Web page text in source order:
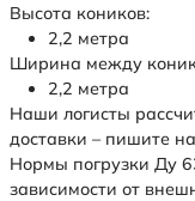
Высота коников:
2,2 метра
Ширина между
2,2 метра
Наши логисты
доставки – пишите на
Нормы погрузки Ду
зависимости от